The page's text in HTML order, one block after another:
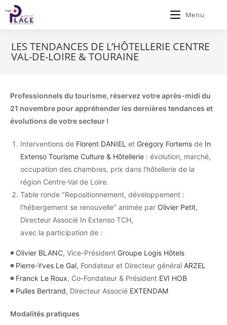
Menu
LES TENDANCES DE L’HÔTELLERIE CENTRE
VAL-DE-LOIRE & TOURAINE
Professionnels du tourisme, réservez votre après-midi du
21 novembre pour appréhender les dernières tendances et
évolutions de votre secteur !
Interventions de Florent DANIEL et Gregory Fortems de In
Extenso Tourisme Culture & Hôtellerie : évolution, marché,
occupation des chambres, prix dans l'hôtellerie de la
région Centre-Val de Loire.
Table ronde "Repositionnement, développement :
l’hébergement se renouvelle" animée par Olivier Petit,
Directeur Associé In Extenso TCH,
avec la participation de :
◾ Olivier BLANC, Vice-Président Groupe Logis Hôtels
◾ Pierre-Yves Le Gal, Fondateur et Directeur général ARZEL
◾ Franck Le Roux, Co-Fondateur & Président EVI HOB
◾ Pulles Bertrand, Directeur Associé EXTENDAM
Modalités pratiques